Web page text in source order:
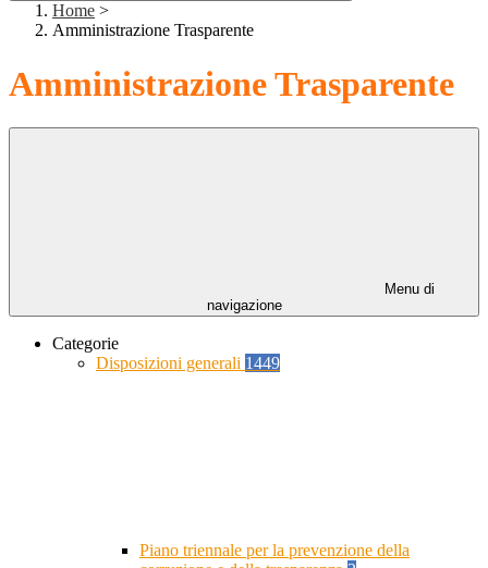
Home >
Amministrazione Trasparente
Amministrazione Trasparente
Menu di
navigazione
Categorie
Disposizioni generali 1449
Piano triennale per la prevenzione della